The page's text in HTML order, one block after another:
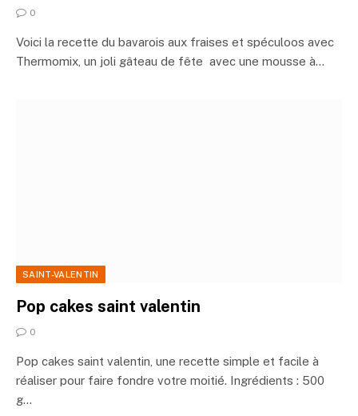
0
Voici la recette du bavarois aux fraises et spéculoos avec
Thermomix, un joli gâteau de fête avec une mousse à…
SAINT-VALENTIN
Pop cakes saint valentin
0
Pop cakes saint valentin, une recette simple et facile à
réaliser pour faire fondre votre moitié. Ingrédients : 500
g…